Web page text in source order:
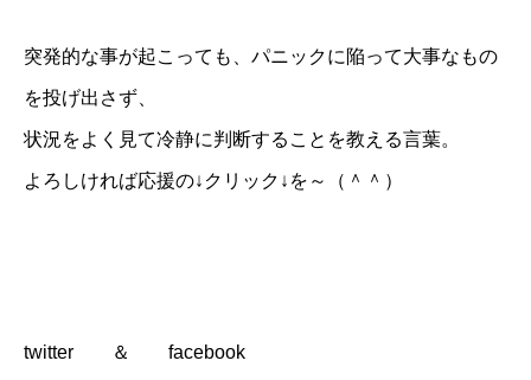
突発的な事が起こっても、パニックに陥って大事なもの
を投げ出さず、
状況をよく見て冷静に判断することを教える言葉。
よろしければ応援の↓クリック↓を～（＾＾）
twitter ＆ facebook